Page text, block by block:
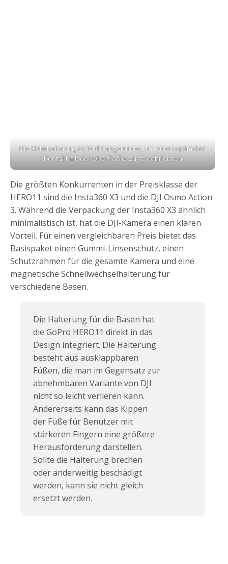
Die Helmhalterung ist leicht abgerundet, um einen optimalen
Kontakt mit der Oberfläche zu gewährleisten
Die größten Konkurrenten in der Preisklasse der
HERO11 sind die Insta360 X3 und die DJI Osmo Action
3. Während die Verpackung der Insta360 X3 ähnlich
minimalistisch ist, hat die DJI-Kamera einen klaren
Vorteil. Für einen vergleichbaren Preis bietet das
Basispaket einen Gummi-Linsenschutz, einen
Schutzrahmen für die gesamte Kamera und eine
magnetische Schnellwechselhalterung für
verschiedene Basen.
Die Halterung für die Basen hat
die GoPro HERO11 direkt in das
Design integriert. Die Halterung
besteht aus ausklappbaren
Füßen, die man im Gegensatz zur
abnehmbaren Variante von DJI
nicht so leicht verlieren kann.
Andererseits kann das Kippen
der Füße für Benutzer mit
stärkeren Fingern eine größere
Herausforderung darstellen.
Sollte die Halterung brechen
oder anderweitig beschädigt
werden, kann sie nicht gleich
ersetzt werden.